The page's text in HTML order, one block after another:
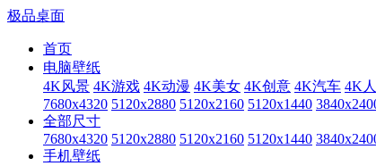
极品桌面
首页
电脑壁纸
4K风景 4K游戏 4K动漫 4K美女 4K创意 4K汽车 4K
7680x4320 5120x2880 5120x2160 5120x1440
全部尺寸
7680x4320 5120x2880 5120x2160 5120x1440
手机壁纸